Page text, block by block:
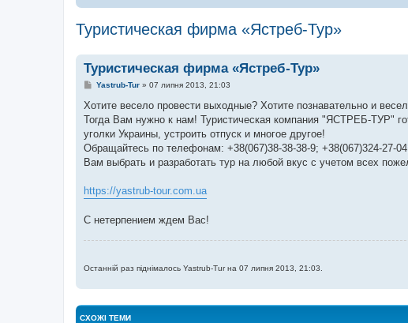
Туристическая фирма «Ястреб-Тур»
Туристическая фирма «Ястреб-Тур»
П
в
д
о
л
е
я
Yastrub-Tur» 07 липня 2013, 21:03
Хотите весело провести выходные? Хотите познавательно и
Тогда Вам нужно к нам! Туристическая компания "ЯСТРЕБ-ТУР"
уголки Украины, устроить отпуск и многое другое!
Обращайтесь по телефонам: +38(067)38-38-38-9; +38(067)324-27-
Вам выбрать и разработать тур на любой вкус с учетом всех
https://yastrub-tour.com.ua
С нетерпением ждем Вас!
Останній раз піднімалось Yastrub-Tur на 07 липня 2013, 21:03.
СХОЖІ ТЕМИ